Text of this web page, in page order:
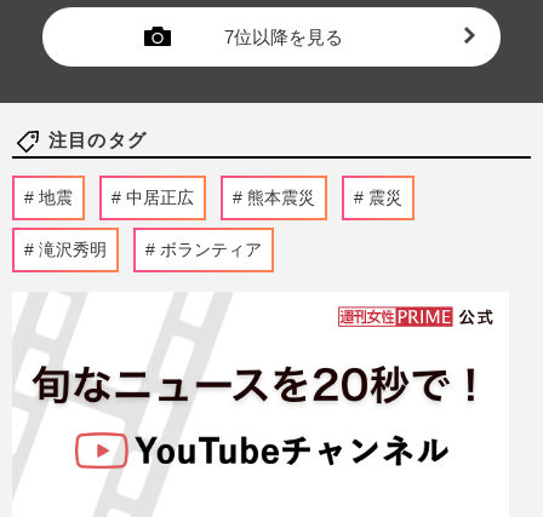
7位以降を見る
注目のタグ
地震 中居正広 熊本震災 震災
滝沢秀明 ボランティア